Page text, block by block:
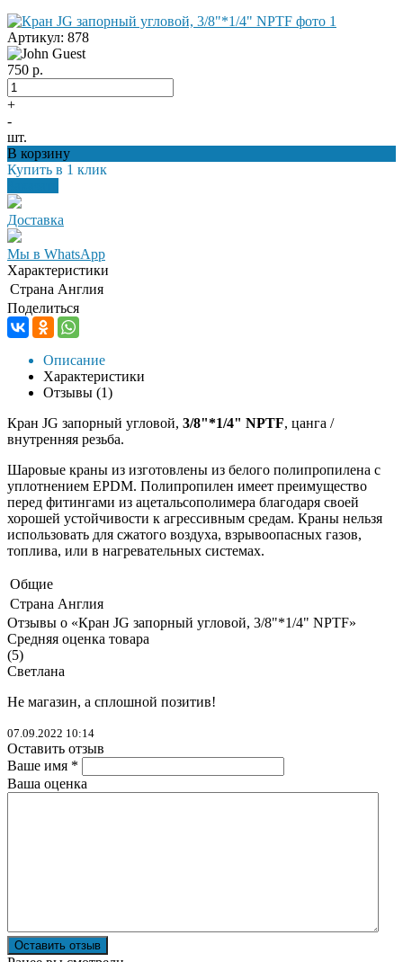
Артикул: 878
750 р.
+
-
шт.
В корзину
Купить в 1 клик
Доставка
Мы в WhatsApp
Характеристики
Страна Англия
Поделиться
Описание
Характеристики
Отзывы (1)
Кран JG запорный угловой, 3/8"*1/4" NPTF, цанга /
внутренняя резьба.
Шаровые краны из изготовлены из белого полипропилена с
уплотнением EPDM. Полипропилен имеет преимущество
перед фитингами из ацеталь­сополимера благодаря своей
хорошей устойчивости к агрессивным средам. Краны нельзя
использовать для сжатого воздуха, взрывоопасных газов,
топлива, или в нагревательных системах.
Общие
Страна Англия
Отзывы о «Кран JG запорный угловой, 3/8"*1/4" NPTF»
Средняя оценка товара
(5)
Светлана
Не магазин, а сплошной позитив!
07.09.2022 10:14
Оставить отзыв
Ваше имя *
Ваша оценка
Оставить отзыв